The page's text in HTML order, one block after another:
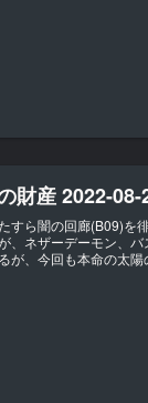
財産 2022-08-
すら闇の回廊(B09)を
、ネザーデーモン、
が、今回も本命の太陽